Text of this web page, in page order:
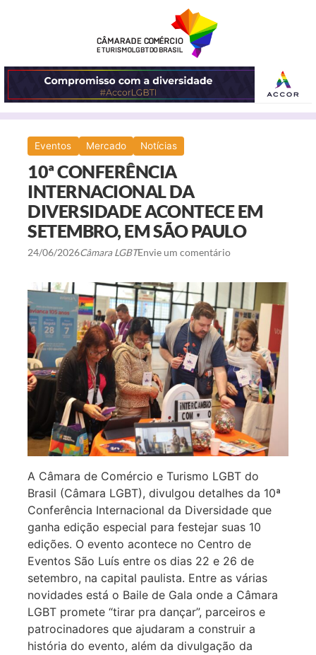
ABRIR
O
MENU
Eventos Mercado Notícias
10ª CONFERÊNCIA
INTERNACIONAL DA
DIVERSIDADE ACONTECE EM
SETEMBRO, EM SÃO PAULO
24/06/2026Câmara LGBTEnvie um comentário
A Câmara de Comércio e Turismo LGBT do
Brasil (Câmara LGBT), divulgou detalhes da 10ª
Conferência Internacional da Diversidade que
ganha edição especial para festejar suas 10
edições. O evento acontece no Centro de
Eventos São Luís entre os dias 22 e 26 de
setembro, na capital paulista. Entre as várias
novidades está o Baile de Gala onde a Câmara
LGBT promete “tirar pra dançar”, parceiros e
patrocinadores que ajudaram a construir a
história do evento, além da divulgação da